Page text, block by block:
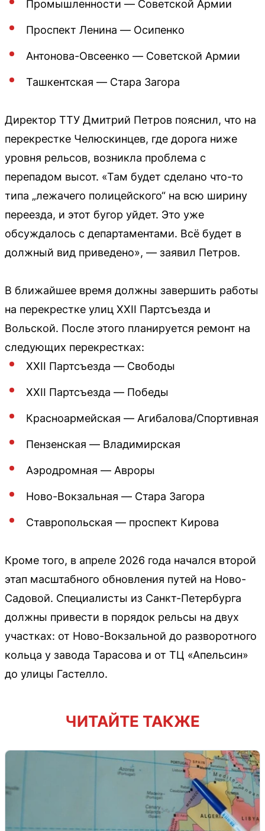
Промышленности — Советской Армии
Проспект Ленина — Осипенко
Антонова-Овсеенко — Советской Армии
Ташкентская — Стара Загора
Директор ТТУ Дмитрий Петров пояснил, что на
перекрестке Челюскинцев, где дорога ниже
уровня рельсов, возникла проблема с
перепадом высот. «Там будет сделано что-то
типа „лежачего полицейского“ на всю ширину
переезда, и этот бугор уйдет. Это уже
обсуждалось с департаментами. Всё будет в
должный вид приведено», — заявил Петров.
В ближайшее время должны завершить работы
на перекрестке улиц XXII Партсъезда и
Вольской. После этого планируется ремонт на
следующих перекрестках:
XXII Партсъезда — Свободы
XXII Партсъезда — Победы
Красноармейская — Агибалова/Спортивная
Пензенская — Владимирская
Аэродромная — Авроры
Ново-Вокзальная — Стара Загора
Ставропольская — проспект Кирова
Кроме того, в апреле 2026 года начался второй
этап масштабного обновления путей на Ново-
Садовой. Специалисты из Санкт-Петербурга
должны привести в порядок рельсы на двух
участках: от Ново-Вокзальной до разворотного
кольца у завода Тарасова и от ТЦ «Апельсин»
до улицы Гастелло.
ЧИТАЙТЕ ТАКЖЕ